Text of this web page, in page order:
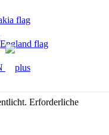
Erforderliche